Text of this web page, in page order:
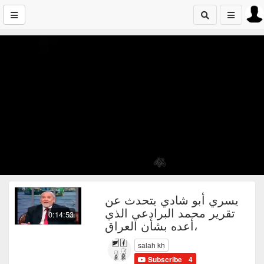
0:14:53
يسري أبو شادي يتحدث عن
تقرير محمد البرادعي الذي
أعده بشأن العراق،
salah kh
Subscribe 4